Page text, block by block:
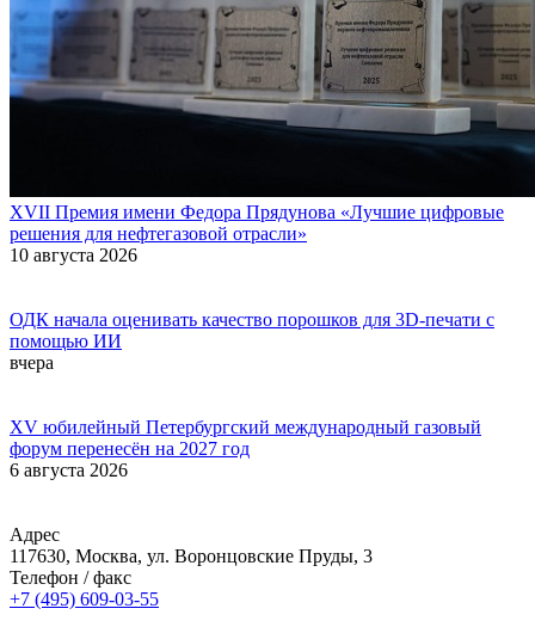
XVII Премия имени Федора Прядунова «Лучшие цифровые
решения для нефтегазовой отрасли»
10 августа 2026
ОДК начала оценивать качество порошков для 3D-печати с
помощью ИИ
вчера
XV юбилейный Петербургский международный газовый
форум перенесён на 2027 год
6 августа 2026
Адрес
117630, Москва, ул. Воронцовские Пруды, 3
Телефон / факс
+7 (495) 609-03-55